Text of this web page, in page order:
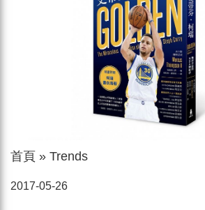
首頁 » Trends
2017-05-26